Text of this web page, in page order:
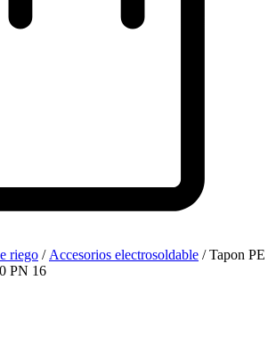
riego / Accesorios electrosoldable / Tapon PE
PN 16